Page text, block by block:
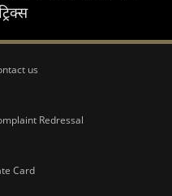
us
Redressal
Card